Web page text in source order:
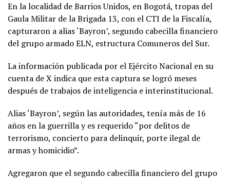
En la localidad de Barrios Unidos, en Bogotá, tropas del
Gaula Militar de la Brigada 13, con el CTI de la Fiscalía,
capturaron a alias ‘Bayron’, segundo cabecilla financiero
del grupo armado ELN, estructura Comuneros del Sur.
La información publicada por el Ejército Nacional en su
cuenta de X indica que esta captura se logró meses
después de trabajos de inteligencia e interinstitucional.
Alias ‘Bayron’, según las autoridades, tenía más de 16
años en la guerrilla y es requerido “por delitos de
terrorismo, concierto para delinquir, porte ilegal de
armas y homicidio”.
Agregaron que el segundo cabecilla financiero del grupo